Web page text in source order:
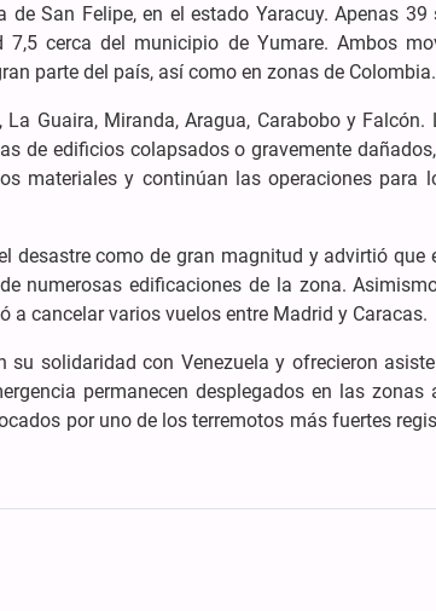
San Felipe, en el estado Yaracuy. Apenas 39
cerca del municipio de Yumare. Ambos
parte del país, así como en zonas de Colombia.
Guaira, Miranda, Aragua, Carabobo y Falcón.
de edificios colapsados o gravemente
materiales y continúan las operaciones para
desastre como de gran magnitud y advirtió que
numerosas edificaciones de la zona.
cancelar varios vuelos entre Madrid y Caracas.
su solidaridad con Venezuela y ofrecieron
permanecen desplegados en las zonas
por uno de los terremotos más fuertes